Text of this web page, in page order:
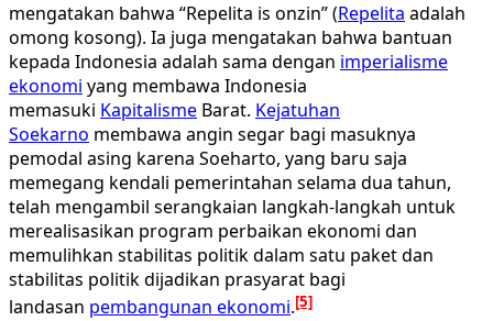
mengatakan bahwa “Repelita is onzin” (Repelita adalah
omong kosong). Ia juga mengatakan bahwa bantuan
kepada Indonesia adalah sama dengan imperialisme
ekonomi yang membawa Indonesia
memasuki Kapitalisme Barat. Kejatuhan
Soekarno membawa angin segar bagi masuknya
pemodal asing karena Soeharto, yang baru saja
memegang kendali pemerintahan selama dua tahun,
telah mengambil serangkaian langkah-langkah untuk
merealisasikan program perbaikan ekonomi dan
memulihkan stabilitas politik dalam satu paket dan
stabilitas politik dijadikan prasyarat bagi
landasan pembangunan ekonomi.[5]